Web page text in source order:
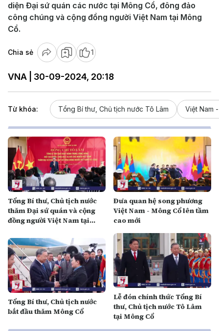
diện Đại sứ quán các nước tại Mông Cổ, đông đảo
công chúng và cộng đồng người Việt Nam tại Mông
Cổ.
Chia sẻ 1
VNA | 30-09-2024, 20:18
Từ khóa: Tổng Bí thư, Chủ tịch nước Tô Lâm Việt Nam
Tổng Bí thư, Chủ tịch nước
thăm Đại sứ quán và cộng
đồng người Việt Nam tại
Đưa quan hệ song phương
Việt Nam - Mông Cổ lên tầm
cao mới
Tổng Bí thư, Chủ tịch nước
bắt đầu thăm Mông Cổ
Lễ đón chính thức Tổng Bí
thư, Chủ tịch nước Tô Lâm
tại Mông Cổ